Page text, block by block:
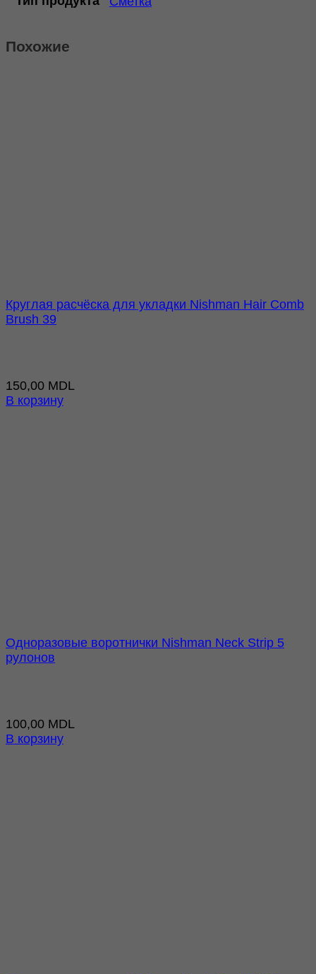
Похожие
Круглая расчёска для укладки Nishman Hair Comb
Brush 39
150,00 MDL
В корзину
Одноразовые воротнички Nishman Neck Strip 5
рулонов
100,00 MDL
В корзину